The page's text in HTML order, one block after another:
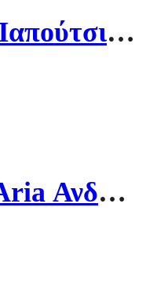
Guess Ανδρικά Παπούτσια FMJBNOELE12-BLUE Μπλε
Guess Running Aria Ανδρικό Παπούτσι FMJRIAELE12 Γκρι